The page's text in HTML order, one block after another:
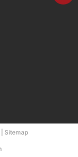
Sitemap